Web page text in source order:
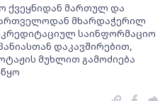
ქვეყნიდან მართულ და
მხარდაჭერილ
საინფორმაციო
დაკავშირებით,
მუხლით გამოძიება